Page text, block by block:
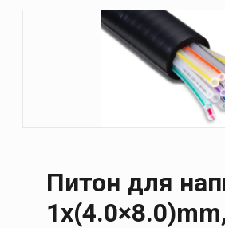
Питон для
1x(4.0×8.0)mm,